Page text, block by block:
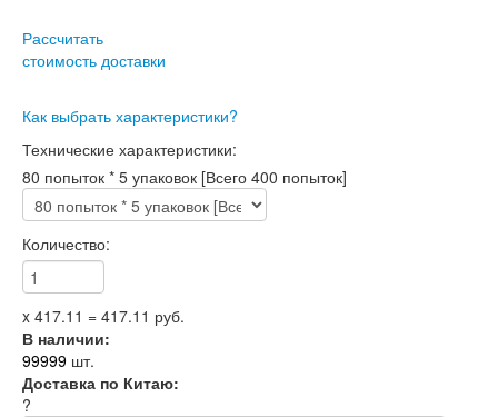
Рассчитать
стоимость доставки
Как выбрать характеристики?
Технические характеристики:
80 попыток * 5 упаковок [Всего 400 попыток]
Количество:
x 417.11 = 417.11 руб.
В наличии:
99999 шт.
Доставка по Китаю:
?